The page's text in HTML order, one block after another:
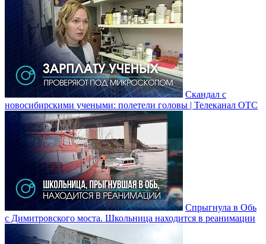
Скандал с
новосибирскими учеными: полетели головы | Телеканал ОТС
Спрыгнула в Обь
с Димитровского моста. Школьница находится в реанимации